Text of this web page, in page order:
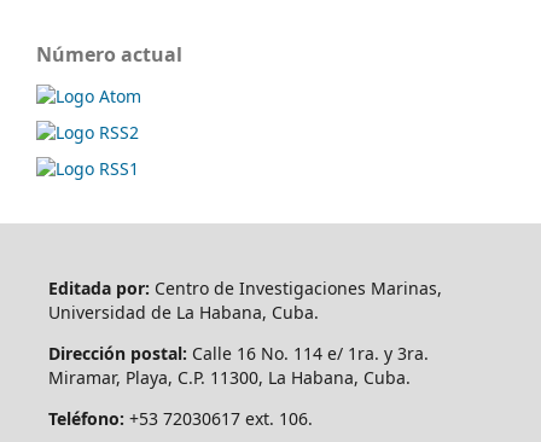
Número actual
Editada por: Centro de Investigaciones Marinas,
Universidad de La Habana, Cuba.
Dirección postal: Calle 16 No. 114 e/ 1ra. y 3ra.
Miramar, Playa, C.P. 11300, La Habana, Cuba.
Teléfono: +53 72030617 ext. 106.